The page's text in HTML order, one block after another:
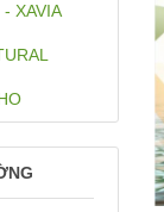
XAVIA